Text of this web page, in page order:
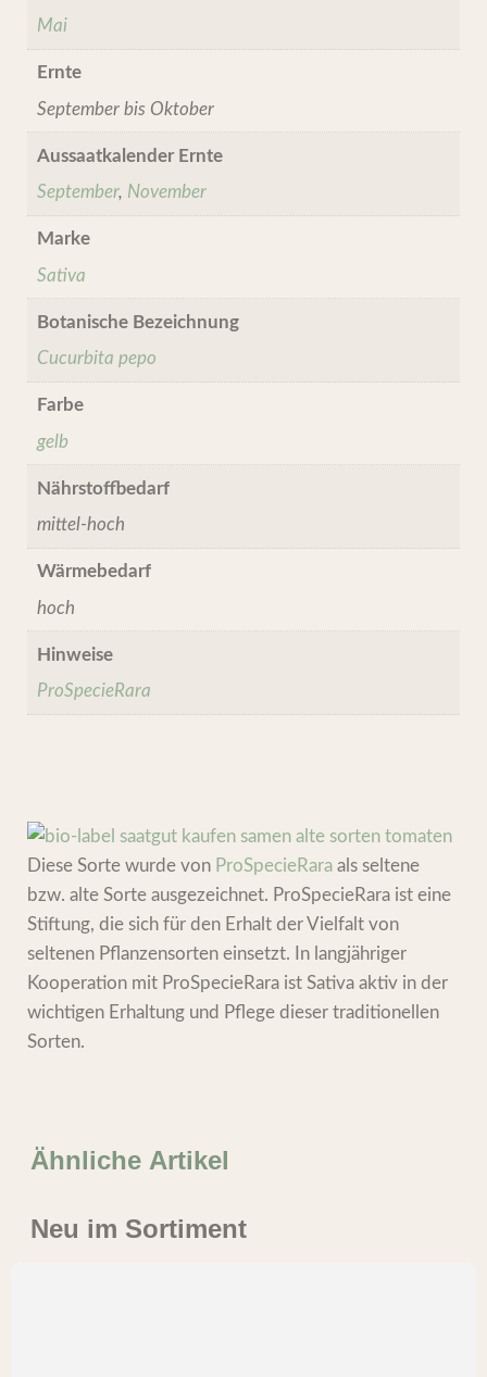
Mai
Ernte
September bis Oktober
Aussaatkalender Ernte
September, November
Marke
Sativa
Botanische Bezeichnung
Cucurbita pepo
Farbe
gelb
Nährstoffbedarf
mittel-hoch
Wärmebedarf
hoch
Hinweise
ProSpecieRara
Diese Sorte wurde von ProSpecieRara als seltene
bzw. alte Sorte ausgezeichnet. ProSpecieRara ist eine
Stiftung, die sich für den Erhalt der Vielfalt von
seltenen Pflanzensorten einsetzt. In langjähriger
Kooperation mit ProSpecieRara ist Sativa aktiv in der
wichtigen Erhaltung und Pflege dieser traditionellen
Sorten.
Ähnliche Artikel
Neu im Sortiment